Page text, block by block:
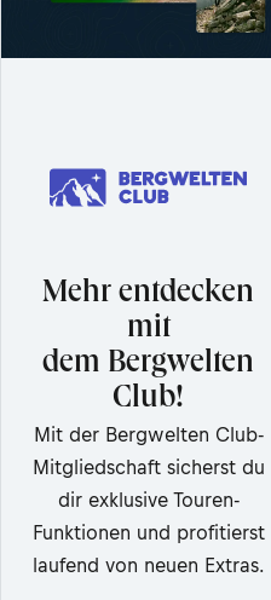
Mehr entdecken
mit
dem Bergwelten
Club!
Mit der Bergwelten Club-
Mitgliedschaft sicherst du
dir exklusive Touren-
Funktionen und profitierst
laufend von neuen Extras.